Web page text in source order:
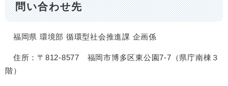
問い合わせ先
福岡県 環境部 循環型社会推進課 企画係
住所：〒812-8577 福岡市博多区東公園7-7（県庁南棟３
階）